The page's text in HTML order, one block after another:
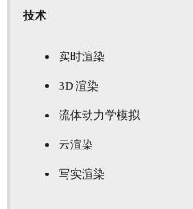
技术
实时渲染
3D 渲染
流体动力学模拟
云渲染
写实渲染